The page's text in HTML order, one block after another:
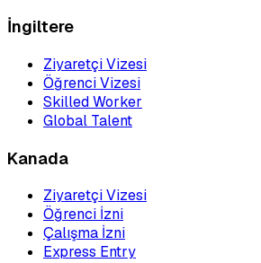
İngiltere
Ziyaretçi Vizesi
Öğrenci Vizesi
Skilled Worker
Global Talent
Kanada
Ziyaretçi Vizesi
Öğrenci İzni
Çalışma İzni
Express Entry